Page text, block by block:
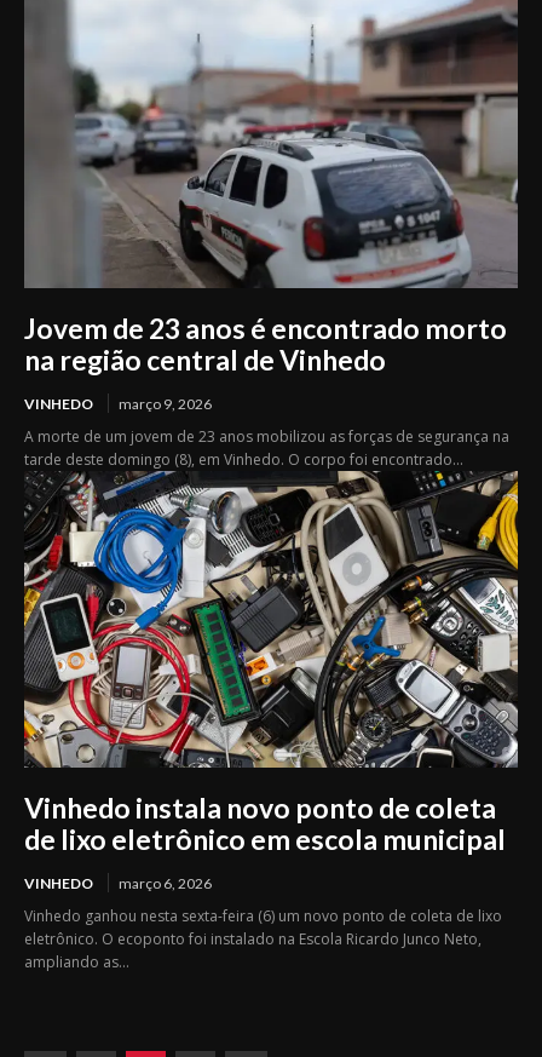
Jovem de 23 anos é encontrado morto
na região central de Vinhedo
VINHEDO março 9, 2026
A morte de um jovem de 23 anos mobilizou as forças de segurança na
tarde deste domingo (8), em Vinhedo. O corpo foi encontrado...
Vinhedo instala novo ponto de coleta
de lixo eletrônico em escola municipal
VINHEDO março 6, 2026
Vinhedo ganhou nesta sexta-feira (6) um novo ponto de coleta de lixo
eletrônico. O ecoponto foi instalado na Escola Ricardo Junco Neto,
ampliando as...